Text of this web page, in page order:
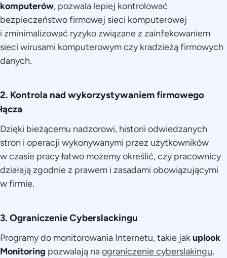
komputerów, pozwala lepiej kontrolować
bezpieczeństwo firmowej sieci komputerowej
i zminimalizować ryzyko związane z zainfekowaniem
sieci wirusami komputerowym czy kradzieżą firmowych
danych.
2. Kontrola nad wykorzystywaniem firmowego
łącza
Dzięki bieżącemu nadzorowi, historii odwiedzanych
stron i operacji wykonywanymi przez użytkowników
w czasie pracy łatwo możemy określić, czy pracownicy
działają zgodnie z prawem i zasadami obowiązującymi
w firmie.
3. Ograniczenie Cyberslackingu
Programy do monitorowania Internetu, takie jakuplook
Monitoring pozwalają naograniczenie cyberslakingu,